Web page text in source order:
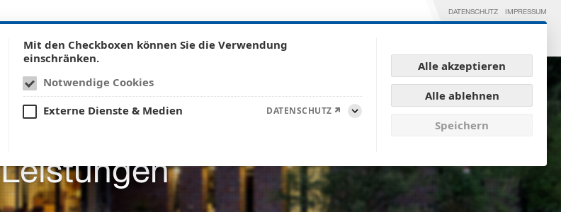
DATENSCHUTZ IMPRESSUM
Leistungen
Mit den Checkboxen können Sie die Verwendung
einschränken.
Notwendige Cookies
Externe Dienste & Medien
DATENSCHUTZ
Aufklappen
Alle akzeptieren
Alle ablehnen
Speichern